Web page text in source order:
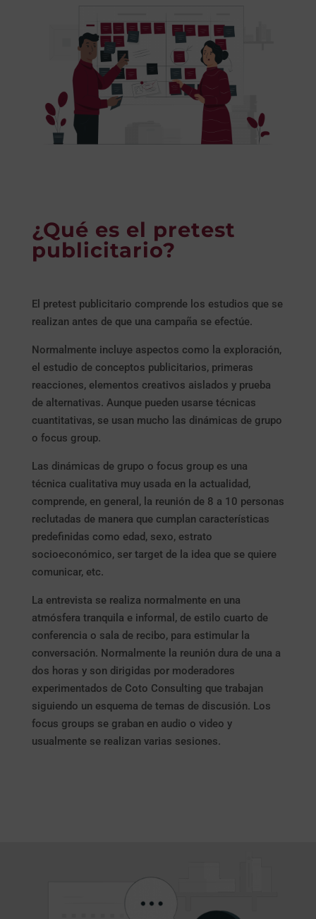
¿Qué es el pretest
publicitario?
El pretest publicitario comprende los estudios que se
realizan antes de que una campaña se efectúe.
Normalmente incluye aspectos como la exploración,
el estudio de conceptos publicitarios, primeras
reacciones, elementos creativos aislados y prueba
de alternativas. Aunque pueden usarse técnicas
cuantitativas, se usan mucho las dinámicas de grupo
o focus group.
Las dinámicas de grupo o focus group es una
técnica cualitativa muy usada en la actualidad,
comprende, en general, la reunión de 8 a 10 personas
reclutadas de manera que cumplan características
predefinidas como edad, sexo, estrato
socioeconómico, ser target de la idea que se quiere
comunicar, etc.
La entrevista se realiza normalmente en una
atmósfera tranquila e informal, de estilo cuarto de
conferencia o sala de recibo, para estimular la
conversación. Normalmente la reunión dura de una a
dos horas y son dirigidas por moderadores
experimentados de Coto Consulting que trabajan
siguiendo un esquema de temas de discusión. Los
focus groups se graban en audio o video y
usualmente se realizan varias sesiones.